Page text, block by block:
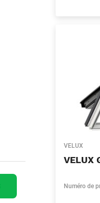
VELUX
VELUX
Numéro de